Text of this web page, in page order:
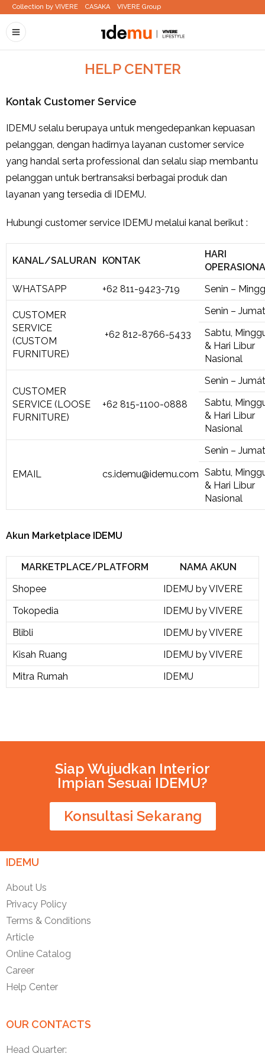
Collection by VIVERE CASAKA VIVERE Group
HELP CENTER
Kontak Customer Service
IDEMU selalu berupaya untuk mengedepankan kepuasan
pelanggan, dengan hadirnya layanan customer service
yang handal serta professional dan selalu siap membantu
pelanggan untuk bertransaksi berbagai produk dan
layanan yang tersedia di IDEMU.
Hubungi customer service IDEMU melalui kanal berikut :
KANAL/SALURAN KONTAK
HARI
WHATSAPP
+62 811-9423-719 Senin –
CUSTOMER
SERVICE
(CUSTOM
FURNITURE)
+62 812-8766-5433
Senin – Jumat
Sabtu,
& Hari Libur
Nasional
CUSTOMER
SERVICE (LOOSE
FURNITURE)
+62 815-1100-0888
Senin – Jumát
Sabtu,
& Hari Libur
Nasional
EMAIL cs.idemu@idemu.com
Senin – Jumat
Sabtu,
& Hari Libur
Nasional
Akun Marketplace IDEMU
MARKETPLACE/PLATFORM
NAMA AKUN
Shopee
IDEMU by VIVERE
Tokopedia
IDEMU by VIVERE
Blibli
IDEMU by VIVERE
Kisah Ruang
IDEMU by VIVERE
Mitra Rumah
IDEMU
Siap Wujudkan Interior
Impian Sesuai IDEMU?
Konsultasi Sekarang
IDEMU
About Us
Privacy Policy
Terms & Conditions
Article
Online Catalog
Career
Help Center
OUR CONTACTS
Head Quarter: